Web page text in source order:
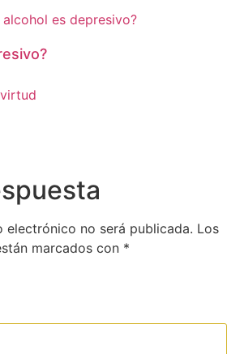
electrónico no será publicada. Los
marcados con *